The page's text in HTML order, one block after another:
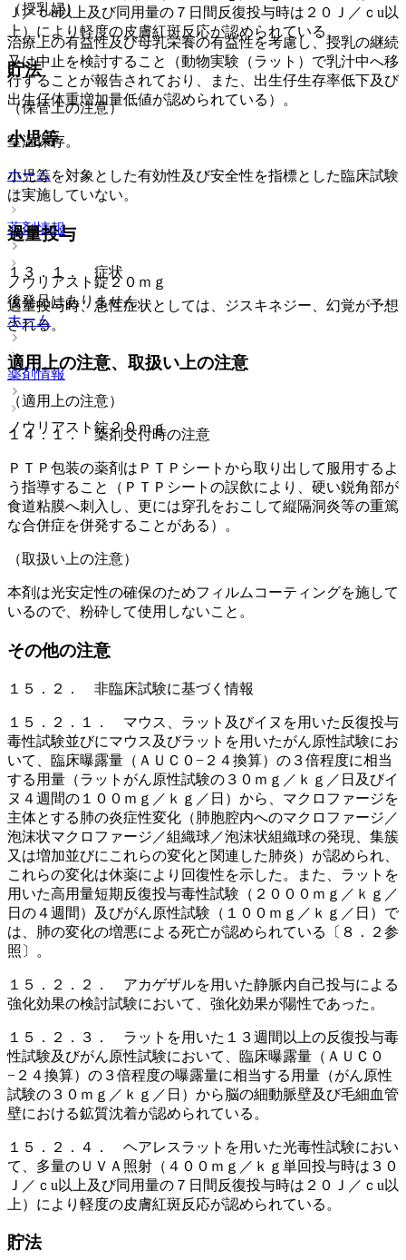
Ｊ／ｃu以上及び同用量の７日間反復投与時は２０Ｊ／ｃu以
上）により軽度の皮膚紅斑反応が認められている。
貯法
（保管上の注意）
室温保存。
ホーム
薬剤情報
ノウリアスト錠２０ｍｇ
後発品はありません
ホーム
薬剤情報
ノウリアスト錠２０ｍｇ
（授乳婦）
治療上の有益性及び母乳栄養の有益性を考慮し、授乳の継続
又は中止を検討すること（動物実験（ラット）で乳汁中へ移
行することが報告されており、また、出生仔生存率低下及び
出生仔体重増加量低値が認められている）。
小児等
小児等を対象とした有効性及び安全性を指標とした臨床試験
は実施していない。
過量投与
１３．１． 症状
過量投与時、急性症状としては、ジスキネジー、幻覚が予想
される。
適用上の注意、取扱い上の注意
（適用上の注意）
１４．１． 薬剤交付時の注意
ＰＴＰ包装の薬剤はＰＴＰシートから取り出して服用するよ
う指導すること（ＰＴＰシートの誤飲により、硬い鋭角部が
食道粘膜へ刺入し、更には穿孔をおこして縦隔洞炎等の重篤
な合併症を併発することがある）。
（取扱い上の注意）
本剤は光安定性の確保のためフィルムコーティングを施して
いるので、粉砕して使用しないこと。
その他の注意
１５．２． 非臨床試験に基づく情報
１５．２．１． マウス、ラット及びイヌを用いた反復投与
毒性試験並びにマウス及びラットを用いたがん原性試験にお
いて、臨床曝露量（ＡＵＣ０−２４換算）の３倍程度に相当
する用量（ラットがん原性試験の３０ｍｇ／ｋｇ／日及びイ
ヌ４週間の１００ｍｇ／ｋｇ／日）から、マクロファージを
主体とする肺の炎症性変化（肺胞腔内へのマクロファージ／
泡沫状マクロファージ／組織球／泡沫状組織球の発現、集簇
又は増加並びにこれらの変化と関連した肺炎）が認められ、
これらの変化は休薬により回復性を示した。また、ラットを
用いた高用量短期反復投与毒性試験（２０００ｍｇ／ｋｇ／
日の４週間）及びがん原性試験（１００ｍｇ／ｋｇ／日）で
は、肺の変化の増悪による死亡が認められている〔８．２参
照〕。
１５．２．２． アカゲザルを用いた静脈内自己投与による
強化効果の検討試験において、強化効果が陽性であった。
１５．２．３． ラットを用いた１３週間以上の反復投与毒
性試験及びがん原性試験において、臨床曝露量（ＡＵＣ０
−２４換算）の３倍程度の曝露量に相当する用量（がん原性
試験の３０ｍｇ／ｋｇ／日）から脳の細動脈壁及び毛細血管
壁における鉱質沈着が認められている。
１５．２．４． ヘアレスラットを用いた光毒性試験におい
て、多量のＵＶＡ照射（４００ｍｇ／ｋｇ単回投与時は３０
Ｊ／ｃu以上及び同用量の７日間反復投与時は２０Ｊ／ｃu以
上）により軽度の皮膚紅斑反応が認められている。
貯法